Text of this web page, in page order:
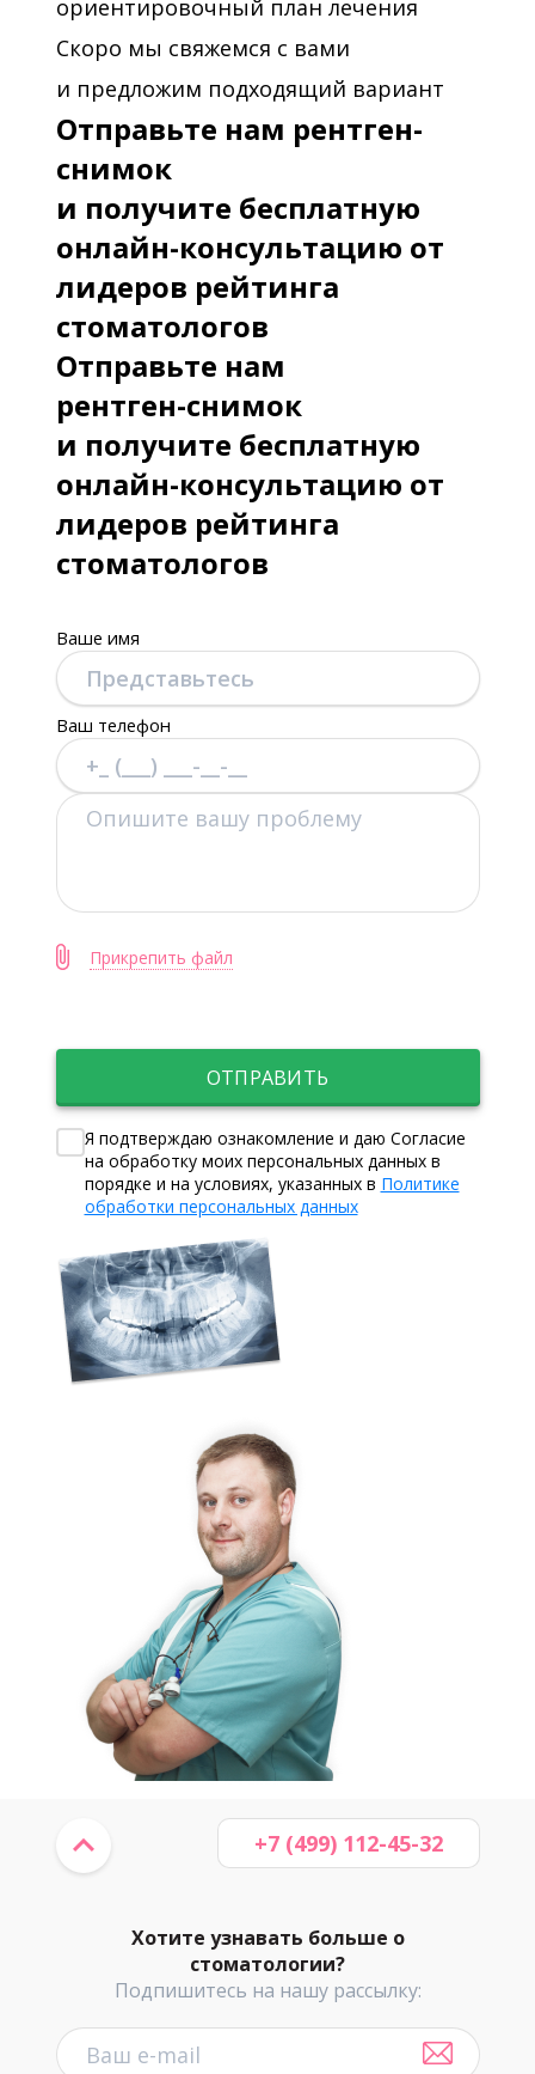
ориентировочный план лечения
Скоро мы свяжемся с вами
и предложим подходящий вариант
Отправьте нам рентген-
снимок
и получите бесплатную
онлайн-консультацию от
лидеров рейтинга
стоматологов
Отправьте нам
рентген-снимок
и получите бесплатную
онлайн-консультацию от
лидеров рейтинга
стоматологов
Ваше имя
Ваш телефон
Прикрепить файл
ОТПРАВИТЬ
Я подтверждаю ознакомление и даю Согласие
на обработку моих персональных данных в
порядке и на условиях, указанных в Политике
обработки персональных данных
Хотите узнавать больше о
стоматологии?
Подпишитесь на нашу рассылку:
+7 (499) 112-45-32